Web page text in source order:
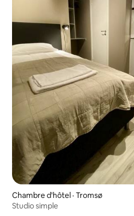
Chambre d'hôtel · Tromsø
Studio simple